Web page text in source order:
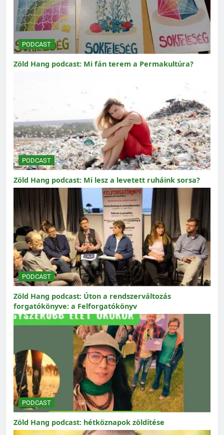
PODCAST
Zöld Hang podcast: Mi fán terem a Permakultúra?
PODCAST
Zöld Hang podcast: Mi lesz a levetett ruháink sorsa?
PODCAST
Zöld Hang podcast: Úton a rendszerváltozás
forgatókönyve: a Felforgatókönyv
PODCAST
Zöld Hang podcast: hétköznapok zöldítése